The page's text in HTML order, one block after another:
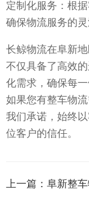
定制化服务：根
确保物流服务的灵
长鲸物流在阜新
不仅具备了高效
化需求，确保每
如果您有整车物
我们承诺，始终
位客户的信任。
上一篇： 阜新整